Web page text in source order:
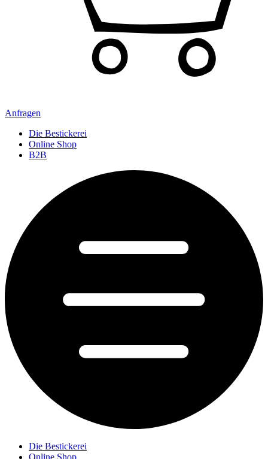
Anfragen
Die Bestickerei
Online Shop
B2B
Die Bestickerei
Online Shop